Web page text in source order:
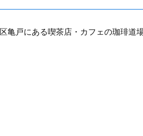
亀戸にある喫茶店・カフェの珈琲道場